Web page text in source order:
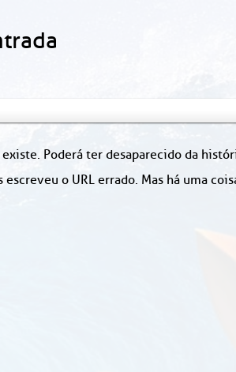
Poderá ter desaparecido da
o URL errado. Mas há uma